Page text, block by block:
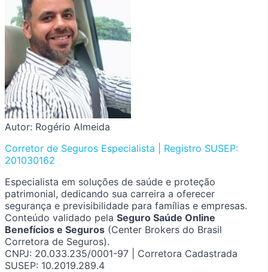
Autor: Rogério Almeida
Corretor de Seguros Especialista | Registro SUSEP:
201030162
Especialista em soluções de saúde e proteção
patrimonial, dedicando sua carreira a oferecer
segurança e previsibilidade para famílias e empresas.
Conteúdo validado pela Seguro Saúde Online
Benefícios e Seguros (Center Brokers do Brasil
Corretora de Seguros).
CNPJ: 20.033.235/0001-97 | Corretora Cadastrada
SUSEP: 10.2019.289.4